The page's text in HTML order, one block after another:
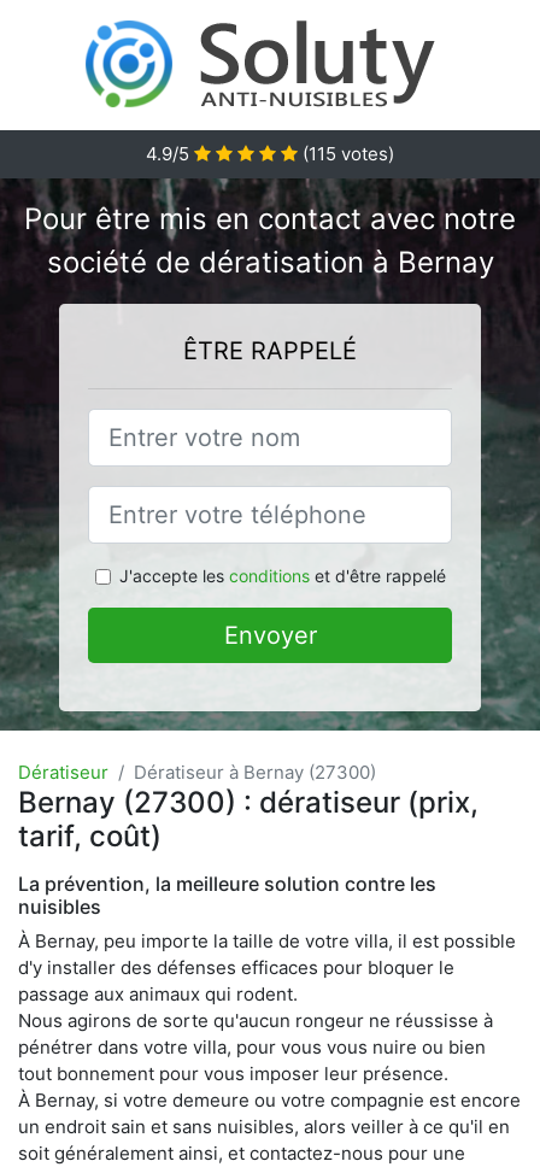
4.9/5 (115 votes)
Pour être mis en contact avec notre
société de dératisation à Bernay
ÊTRE RAPPELÉ
J'accepte les conditionset d'être rappelé
Envoyer
Dératiseur Dératiseur à Bernay (27300)
Bernay (27300) : dératiseur (prix,
tarif, coût)
La prévention, la meilleure solution contre les
nuisibles
À Bernay, peu importe la taille de votre villa, il est possible
d'y installer des défenses efficaces pour bloquer le
passage aux animaux qui rodent.
Nous agirons de sorte qu'aucun rongeur ne réussisse à
pénétrer dans votre villa, pour vous vous nuire ou bien
tout bonnement pour vous imposer leur présence.
À Bernay, si votre demeure ou votre compagnie est encore
un endroit sain et sans nuisibles, alors veiller à ce qu'il en
soit généralement ainsi, et contactez-nous pour une